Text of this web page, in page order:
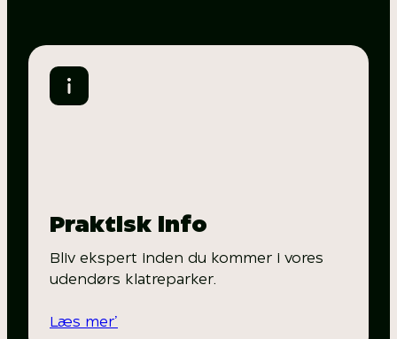
Praktisk info
Bliv ekspert inden du kommer i vores
udendørs klatreparker.
Læs mer’